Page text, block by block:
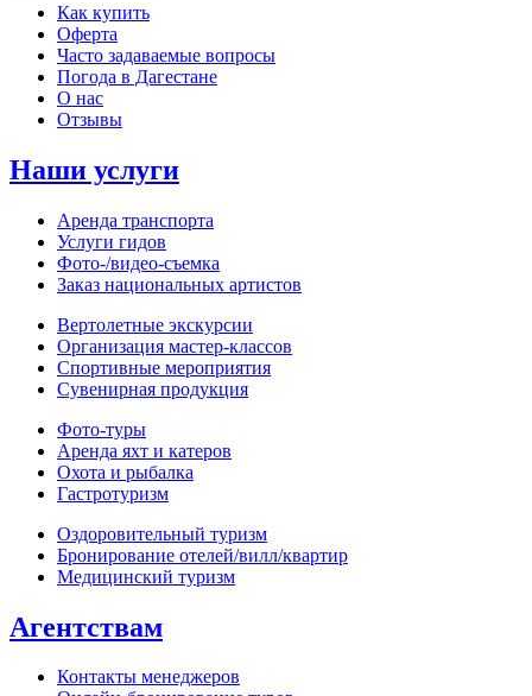
Как купить
Оферта
Часто задаваемые вопросы
Погода в Дагестане
О нас
Отзывы
Наши услуги
Аренда транспорта
Услуги гидов
Фото-/видео‑съемка
Заказ национальных артистов
Вертолетные экскурсии
Организация мастер‑классов
Спортивные мероприятия
Сувенирная продукция
Фото‑туры
Аренда яхт и катеров
Охота и рыбалка
Гастротуризм
Оздоровительный туризм
Бронирование отелей/вилл/квартир
Медицинский туризм
Агентствам
Контакты менеджеров